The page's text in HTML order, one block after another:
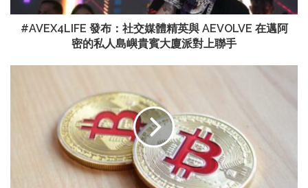
#AVEX4LIFE 發布：社交媒體精英與 AEVOLVE 在邁阿
密的私人島嶼貴賓大廈派對上聯手